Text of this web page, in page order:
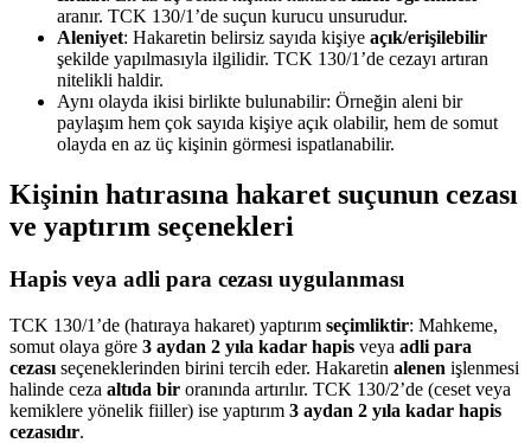
aranır. TCK 130/1’de suçun kurucu unsurudur.
Aleniyet: Hakaretin belirsiz sayıda kişiye açık/erişilebilir
şekilde yapılmasıyla ilgilidir. TCK 130/1’de cezayı artıran
nitelikli haldir.
Aynı olayda ikisi birlikte bulunabilir: Örneğin aleni bir
paylaşım hem çok sayıda kişiye açık olabilir, hem de somut
olayda en az üç kişinin görmesi ispatlanabilir.
Kişinin hatırasına hakaret suçunun cezası
ve yaptırım seçenekleri
Hapis veya adli para cezası uygulanması
TCK 130/1’de (hatıraya hakaret) yaptırım seçimliktir: Mahkeme,
somut olaya göre 3 aydan 2 yıla kadar hapis veya adli para
cezası seçeneklerinden birini tercih eder. Hakaretin alenen işlenmesi
halinde ceza altıda bir oranında artırılır. TCK 130/2’de (ceset veya
kemiklere yönelik fiiller) ise yaptırım 3 aydan 2 yıla kadar hapis
cezasıdır.